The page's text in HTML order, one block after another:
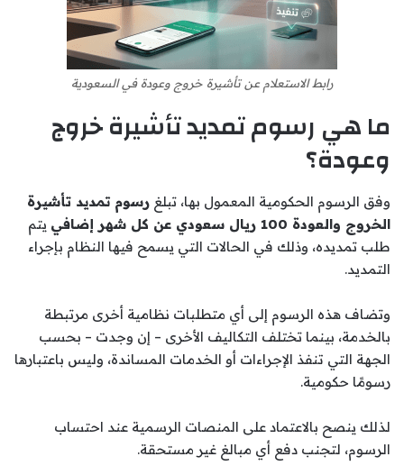
رابط الاستعلام عن تأشيرة خروج وعودة في السعودية
ما هي رسوم تمديد تأشيرة خروج
وعودة؟
وفق الرسوم الحكومية المعمول بها، تبلغ رسوم تمديد تأشيرة
الخروج والعودة 100 ريال سعودي عن كل شهر إضافي
يتم
طلب تمديده، وذلك في الحالات التي يسمح فيها النظام بإجراء
التمديد.
وتضاف هذه الرسوم إلى أي متطلبات نظامية أخرى مرتبطة
بالخدمة، بينما تختلف التكاليف الأخرى – إن وجدت – بحسب
الجهة التي تنفذ الإجراءات أو الخدمات المساندة، وليس باعتبارها
رسومًا حكومية.
لذلك ينصح بالاعتماد على المنصات الرسمية عند احتساب
الرسوم، لتجنب دفع أي مبالغ غير مستحقة.